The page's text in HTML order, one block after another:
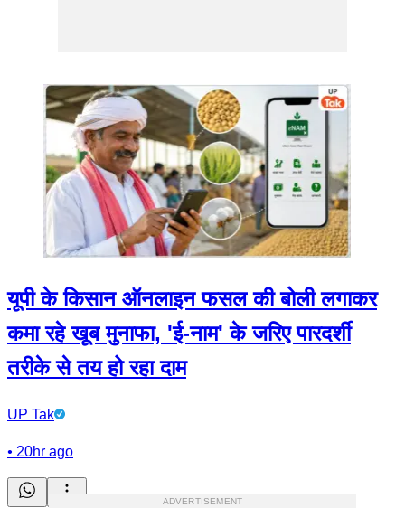
यूपी के किसान ऑनलाइन फसल की बोली लगाकर
कमा रहे खूब मुनाफा, 'ई-नाम' के जरिए पारदर्शी
तरीके से तय हो रहा दाम
UP Tak
• 20hr ago
ADVERTISEMENT